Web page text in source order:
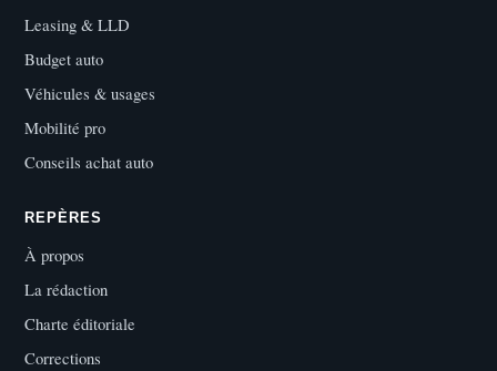
Leasing & LLD
Budget auto
Véhicules & usages
Mobilité pro
Conseils achat auto
REPÈRES
À propos
La rédaction
Charte éditoriale
Corrections